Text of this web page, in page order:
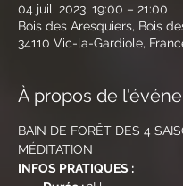
04 juil. 2023, 19:00 – 21:00
Bois des Aresquiers, Bois
34110 Vic-la-Gardiole,
À propos de
BAIN DE FORÊT DES 4
MÉDITATION
INFOS PRATIQUES :